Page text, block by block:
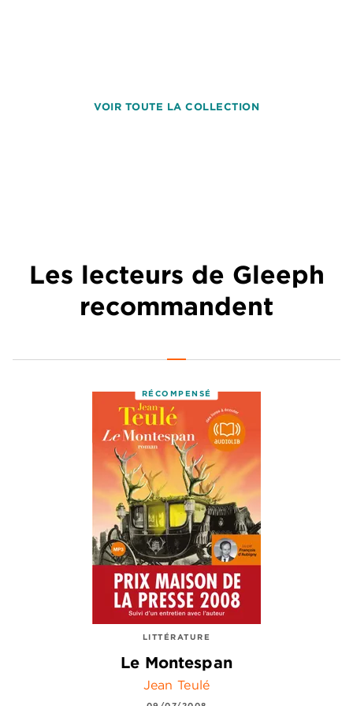
VOIR TOUTE LA COLLECTION
Les lecteurs de Gleeph
recommandent
RÉCOMPENSÉ
LITTÉRATURE
Le Montespan
Jean Teulé